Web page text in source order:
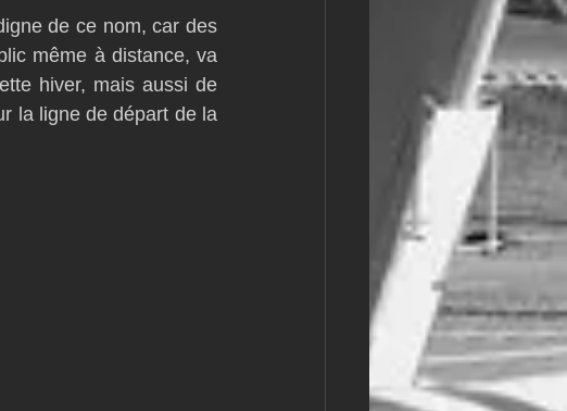
de ce nom, car des
même à distance, va
hiver, mais aussi de
la ligne de départ de la